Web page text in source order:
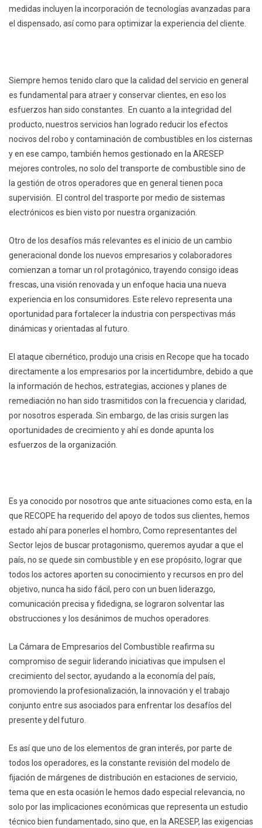
medidas incluyen la incorporación de tecnologías avanzadas para
el dispensado, así como para optimizar la experiencia del cliente.
Siempre hemos tenido claro que la calidad del servicio en general
es fundamental para atraer y conservar clientes, en eso los
esfuerzos han sido constantes. En cuanto a la integridad del
producto, nuestros servicios han logrado reducir los efectos
nocivos del robo y contaminación de combustibles en los cisternas
y en ese campo, también hemos gestionado en la ARESEP
mejores controles, no solo del transporte de combustible sino de
la gestión de otros operadores que en general tienen poca
supervisión. El control del trasporte por medio de sistemas
electrónicos es bien visto por nuestra organización.
Otro de los desafíos más relevantes es el inicio de un cambio
generacional donde los nuevos empresarios y colaboradores
comienzan a tomar un rol protagónico, trayendo consigo ideas
frescas, una visión renovada y un enfoque hacia una nueva
experiencia en los consumidores. Este relevo representa una
oportunidad para fortalecer la industria con perspectivas más
dinámicas y orientadas al futuro.
El ataque cibernético, produjo una crisis en Recope que ha tocado
directamente a los empresarios por la incertidumbre, debido a que
la información de hechos, estrategias, acciones y planes de
remediación no han sido trasmitidos con la frecuencia y claridad,
por nosotros esperada. Sin embargo, de las crisis surgen las
oportunidades de crecimiento y ahí es donde apunta los
esfuerzos de la organización.
Es ya conocido por nosotros que ante situaciones como esta, en la
que RECOPE ha requerido del apoyo de todos sus clientes, hemos
estado ahí para ponerles el hombro, Como representantes del
Sector lejos de buscar protagonismo, queremos ayudar a que el
país, no se quede sin combustible y en ese propósito, lograr que
todos los actores aporten su conocimiento y recursos en pro del
objetivo, nunca ha sido fácil, pero con un buen liderazgo,
comunicación precisa y fidedigna, se lograron solventar las
obstrucciones y los desánimos de muchos operadores.
La Cámara de Empresarios del Combustible reafirma su
compromiso de seguir liderando iniciativas que impulsen el
crecimiento del sector, ayudando a la economía del país,
promoviendo la profesionalización, la innovación y el trabajo
conjunto entre sus asociados para enfrentar los desafíos del
presente y del futuro.
Es así que uno de los elementos de gran interés, por parte de
todos los operadores, es la constante revisión del modelo de
fijación de márgenes de distribución en estaciones de servicio,
tema que en esta ocasión le hemos dado especial relevancia, no
solo por las implicaciones económicas que representa un estudio
técnico bien fundamentado, sino que, en la ARESEP, las exigencias